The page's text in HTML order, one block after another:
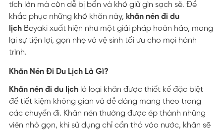
tích lớn mà còn dễ bị bẩn và khó giữ gìn sạch sẽ. Để
khắc phục những khó khăn này, khăn nén đi du
lịchBeyaki xuất hiện như một giải pháp hoàn hảo, mang
lại sự tiện lợi, gọn nhẹ và vệ sinh tối ưu cho mọi hành
trình.
Khăn Nén Đi Du Lịch Là Gì?
Khăn nén đi du lịchlà loại khăn được thiết kế đặc biệt
để tiết kiệm không gian và dễ dàng mang theo trong
các chuyến đi. Khăn nén thường được ép thành những
viên nhỏ gọn, khi sử dụng chỉ cần thả vào nước, khăn sẽ